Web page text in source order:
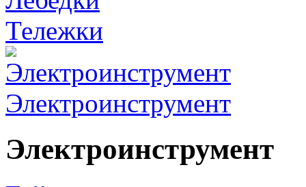
Тележки
Электроинструмент
Электроинструмент